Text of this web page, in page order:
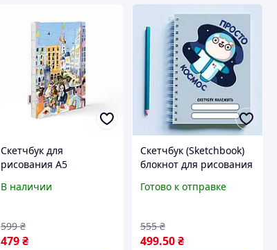
Скетчбук для
рисования А5
Альбом Sketchbook для
листами
В наличии
479 ₴
599 ₴
Скетчбук (Sketchbook)
блокнот для рисования
Просто космос"
Готово к отправке
499.50₴
555 ₴